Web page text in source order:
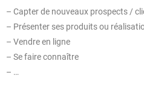
– Capter de nouveaux prospects /
– Présenter ses produits ou
– Vendre en ligne
– Se faire connaître
– …